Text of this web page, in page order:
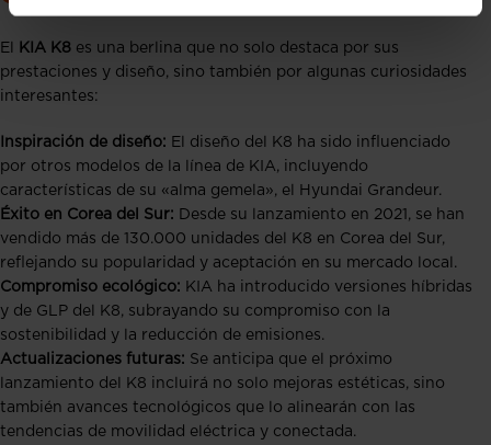
El KIA K8 es una berlina que no solo destaca por sus
prestaciones y diseño, sino también por algunas curiosidades
interesantes:
Inspiración de diseño: El diseño del K8 ha sido influenciado
por otros modelos de la línea de KIA, incluyendo
características de su «alma gemela», el Hyundai Grandeur.
Éxito en Corea del Sur: Desde su lanzamiento en 2021, se han
vendido más de 130.000 unidades del K8 en Corea del Sur,
reflejando su popularidad y aceptación en su mercado local.
Compromiso ecológico: KIA ha introducido versiones híbridas
y de GLP del K8, subrayando su compromiso con la
sostenibilidad y la reducción de emisiones.
Actualizaciones futuras: Se anticipa que el próximo
lanzamiento del K8 incluirá no solo mejoras estéticas, sino
también avances tecnológicos que lo alinearán con las
tendencias de movilidad eléctrica y conectada.